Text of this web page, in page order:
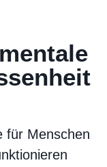
für Menschen